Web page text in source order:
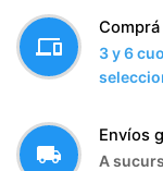
devices
3 y 6
local_shipping
Envíos
A